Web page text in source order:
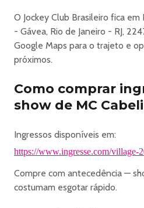
ATRAÇÕES
🇧🇷 PARQUE
:: Abertura dos Portões: 20h
🔈 ARENA
FUNK ROOM c/ MC Cabelinho &
E muito mais.
🎟️ INGRESSOS
Shows em pista coberta, Jogos,
isso ao ar livre, no gramado de
O Jockey Club Brasileiro fica em
- Gávea, Rio de Janeiro - RJ,
Google Maps para o trajeto e
próximos.
Como comprar
show de MC
Ingressos disponíveis em:
https://www.ingresse.com/village-
Compre com antecedência —
costumam esgotar rápido.